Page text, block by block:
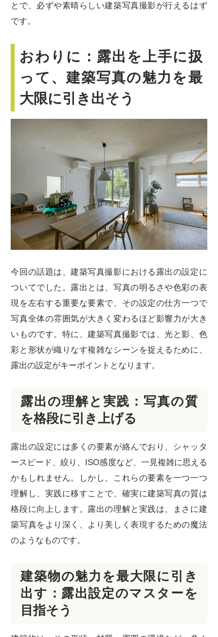
とで、必ずや素晴らしい建築写真撮影が行えるはず
です。
おわりに：露出を上手に扱
って、建築写真の魅力を最
大限に引き出そう
今回の話題は、建築写真撮影における露出の設定に
ついてでした。露出とは、写真の明るさや色彩の表
現を左右する重要な要素で、その設定の仕方一つで
写真全体の雰囲気が大きく変わるほど影響力が大き
いものです。特に、建築写真撮影では、光と影、色
彩と形状が織りなす複雑なシーンを捉えるために、
露出の設定がキーポイントとなります。
露出の理解と実践：写真の質
を格段に引き上げる
露出の設定には多くの要素が絡んでおり、シャッタ
ースピード、絞り、ISO感度など、一見複雑に思える
かもしれません。しかし、これらの要素を一つ一つ
理解し、実践に移すことで、確実に建築写真の質は
格段に向上します。露出の理解と実践は、まさに建
築写真をより深く、より美しく表現するための魔法
のようなものです。
建築物の魅力を最大限に引き
出す：露出設定のマスターを
目指そう